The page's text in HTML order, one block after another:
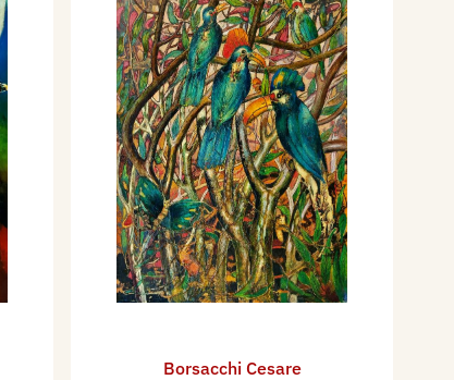
Borsacchi Cesare